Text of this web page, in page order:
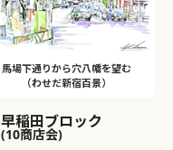
馬場下通りから穴八幡を望む
（わせだ新宿百景）
早稲田ブロック
(10商店会)